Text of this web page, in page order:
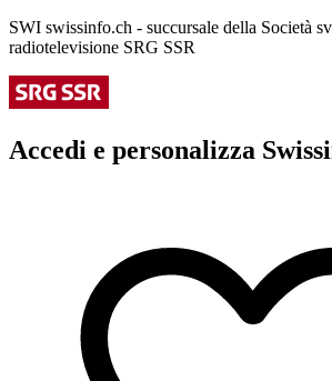
SWI swissinfo.ch - succursale della Società
radiotelevisione SRG SSR
Accedi e personalizza